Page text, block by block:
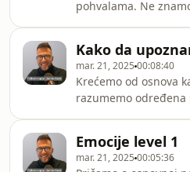
snimajući :)
pohvalama. Ne
Kako da
mar. 21, 2025 00:08:40
Krećemo od osnova
razumemo određena
vreme za slušanje :)
Emocije level 1
mar. 21, 2025 00:05:36